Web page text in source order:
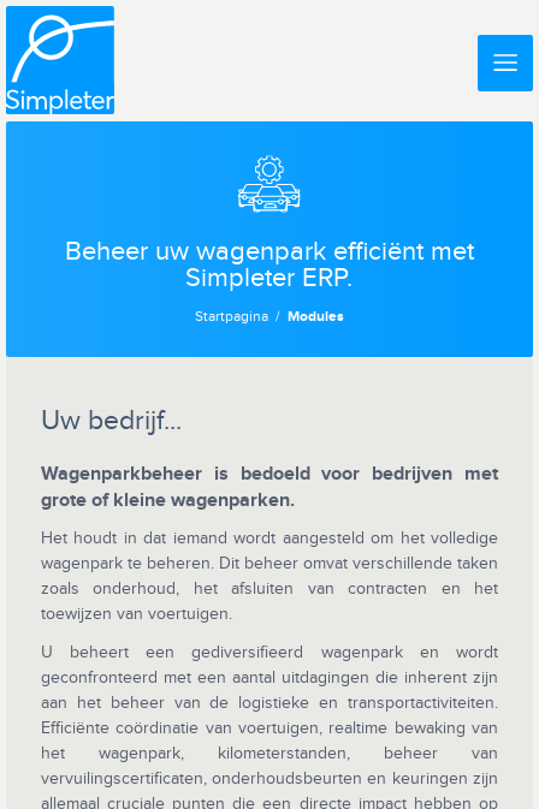
Beheer uw wagenpark efficiënt met
Simpleter ERP.
Startpagina Modules
Uw bedrijf...
Wagenparkbeheer is bedoeld voor bedrijven met
grote of kleine wagenparken.
Het houdt in dat iemand wordt aangesteld om het volledige
wagenpark te beheren. Dit beheer omvat verschillende taken
zoals onderhoud, het afsluiten van contracten en het
toewijzen van voertuigen.
U beheert een gediversifieerd wagenpark en wordt
geconfronteerd met een aantal uitdagingen die inherent zijn
aan het beheer van de logistieke en transportactiviteiten.
Efficiënte coördinatie van voertuigen, realtime bewaking van
het wagenpark, kilometerstanden, beheer van
vervuilingscertificaten, onderhoudsbeurten en keuringen zijn
allemaal cruciale punten die een directe impact hebben op